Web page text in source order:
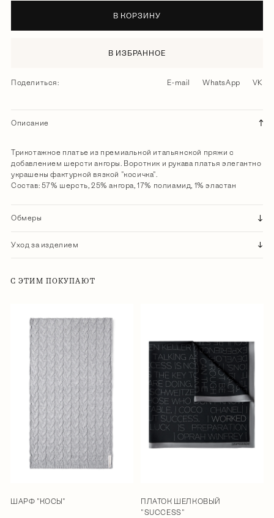
В КОРЗИНУ
В ИЗБРАННОЕ
Поделиться: E-mail WhatsApp VK
Описание
Трикотажное платье из премиальной итальянской пряжи с
добавлением шерсти ангоры. Воротник и рукава платья элегантно
украшены фактурной вязкой "косичка".
Состав: 57% шерсть, 25% ангора, 17% полиамид, 1% эластан
Обмеры
Уход за изделием
С ЭТИМ ПОКУПАЮТ
ШАРФ "КОСЫ"
ПЛАТОК ШЕЛКОВЫЙ
"SUCCESS"